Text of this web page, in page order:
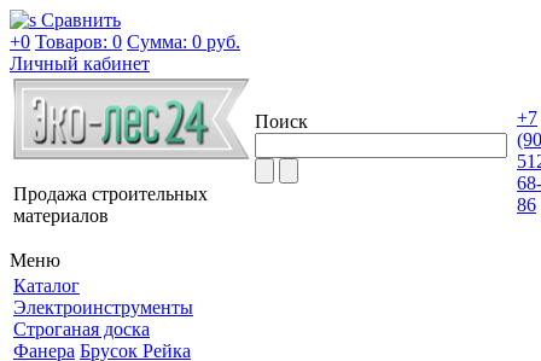
Сравнить
+0 Товаров: 0 Сумма: 0 руб.
Личный кабинет
Продажа строительных
материалов
Поиск
+7
68-
86
Меню
Каталог
Электроинструменты
Строганая доска
Фанера Брусок Рейка